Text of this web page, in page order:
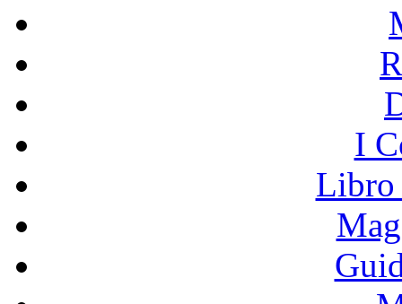
I
Libro